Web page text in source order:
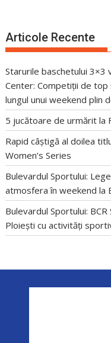
Articole Recente
Starurile baschetului 3×3
Center: Competiții de
lungul unui weekend plin
5 jucătoare de urmărit la
Rapid câștigă al doilea
Women’s Series
Bulevardul Sportului:
atmosfera în weekend la
Bulevardul Sportului:
Ploiești cu activități